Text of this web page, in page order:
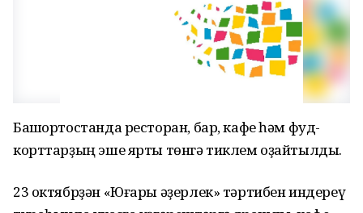
Башҡортостанда ресторан, бар, кафе һәм фуд-
корттарҙың эше ярты төнгә тиклем оҙайтылды.
23 октябрҙән «Юғары әҙерлек» тәртибен индереү